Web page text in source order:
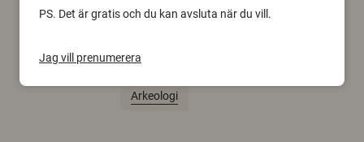
björnfäll visar sig vara delar av en 2000 år
Norden.
Arkeologi
PS. Det är gratis och du kan avsluta när du vill.
Jag vill prenumerera